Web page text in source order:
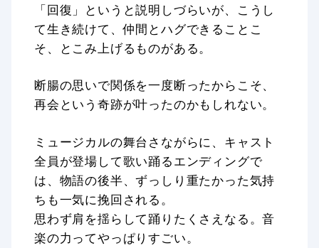
「回復」というと説明しづらいが、こうし
て生き続けて、仲間とハグできることこ
そ、とこみ上げるものがある。
断腸の思いで関係を一度断ったからこそ、
再会という奇跡が叶ったのかもしれない。
ミュージカルの舞台さながらに、キャスト
全員が登場して歌い踊るエンディングで
は、物語の後半、ずっしり重たかった気持
ちも一気に挽回される。
思わず肩を揺らして踊りたくさえなる。音
楽の力ってやっぱりすごい。